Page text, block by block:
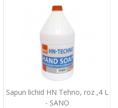
Sapun lichid HN Tehno, roz ,4 L
- SANO